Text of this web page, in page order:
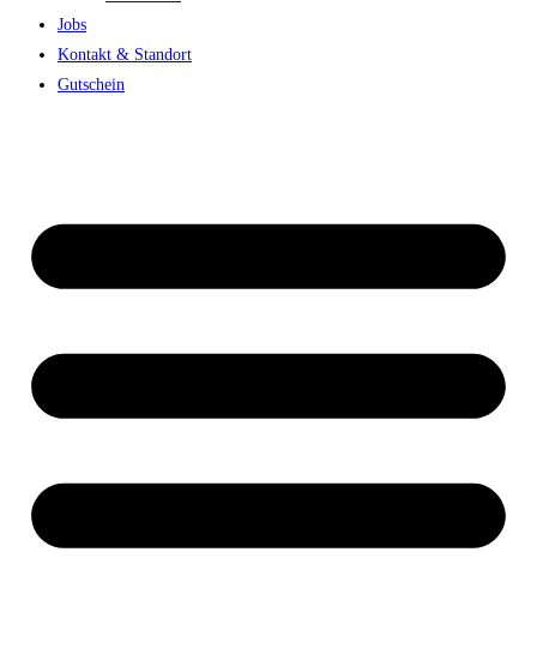
Jobs
Kontakt & Standort
Gutschein